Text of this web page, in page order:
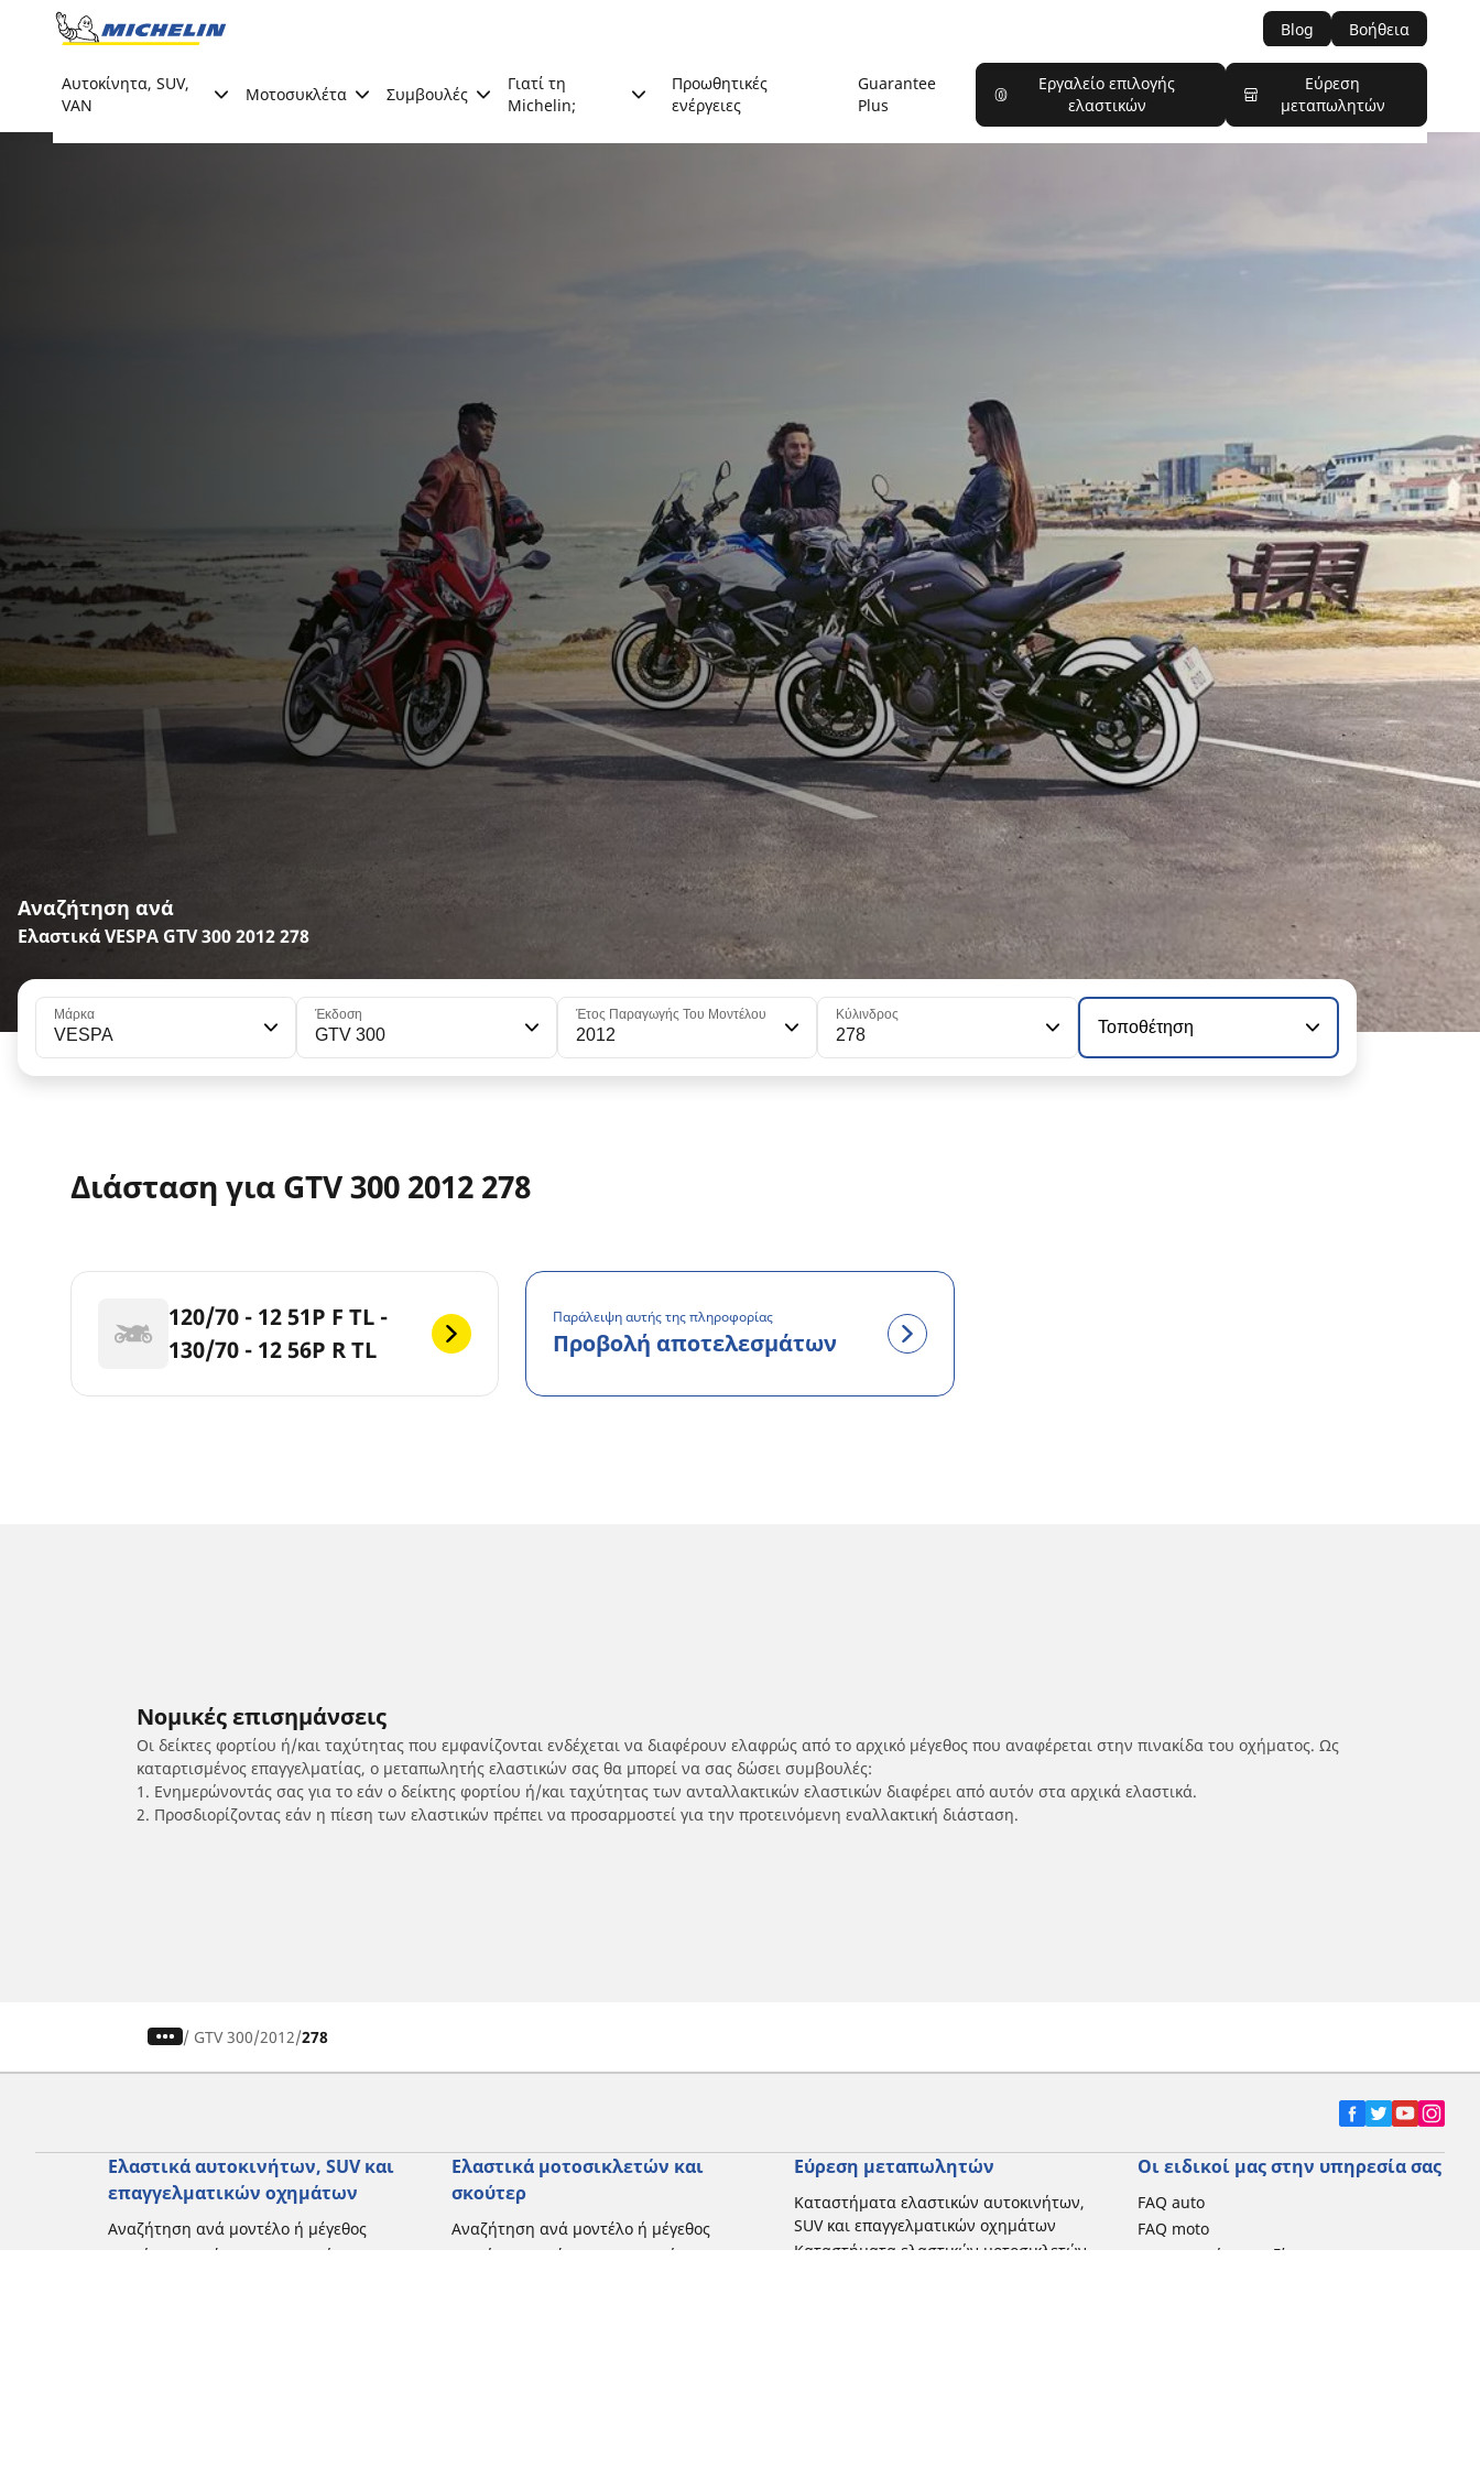
Go to page content
Blog Βοήθεια
Αυτοκίνητα, SUV,
VAN
Μοτοσυκλέτα Συμβουλές
Γιατί τη
Michelin;
Προωθητικές
ενέργειες
Guarantee
Plus
Εργαλείο επιλογής
ελαστικών
Εύρεση
μεταπωλητών
Αναζήτηση ανά
Ελαστικά VESPA GTV 300 2012 278
Μάρκα
VESPA
Έκδοση
GTV 300
Έτος Παραγωγής Του Μοντέλου
2012
Κύλινδρος
278 Τοποθέτηση
Διάσταση για GTV 300 2012 278
120/70 - 12 51P F TL -
130/70 - 12 56P R TL
Παράλειψη αυτής της πληροφορίας
Προβολή αποτελεσμάτων
Νομικές επισημάνσεις
Οι δείκτες φορτίου ή/και ταχύτητας που εμφανίζονται ενδέχεται να διαφέρουν ελαφρώς από το αρχικό μέγεθος που αναφέρεται στην πινακίδα του οχήματος. Ως
καταρτισμένος επαγγελματίας, ο μεταπωλητής ελαστικών σας θα μπορεί να σας δώσει συμβουλές:
1. Ενημερώνοντάς σας για το εάν ο δείκτης φορτίου ή/και ταχύτητας των ανταλλακτικών ελαστικών διαφέρει από αυτόν στα αρχικά ελαστικά.
2. Προσδιορίζοντας εάν η πίεση των ελαστικών πρέπει να προσαρμοστεί για την προτεινόμενη εναλλακτική διάσταση.
/ GTV 300 2012 278
Ελαστικά αυτοκινήτων, SUV και
επαγγελματικών οχημάτων
Αναζήτηση ανά μοντέλο ή μέγεθος
Περιήγηση ανά κατασκευαστή
Ελαστικά μοτοσικλετών και
σκούτερ
Αναζήτηση ανά μοντέλο ή μέγεθος
Περιήγηση ανά κατασκευαστή
Εύρεση μεταπωλητών
Καταστήματα ελαστικών αυτοκινήτων,
SUV και επαγγελματικών οχημάτων
Καταστήματα ελαστικών μοτοσικλετών
Οι ειδικοί μας στην υπηρεσία σας
FAQ auto
FAQ moto
Επικοινωνήστε μαζί μας